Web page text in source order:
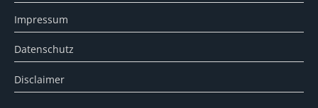
Impressum
Datenschutz
Disclaimer